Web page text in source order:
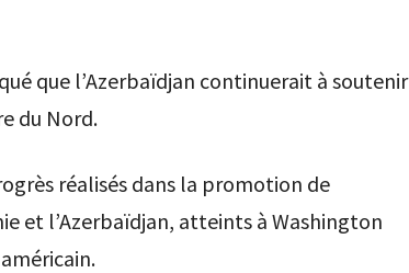
que l’Azerbaïdjan continuerait à soutenir
du Nord.
réalisés dans la promotion de
et l’Azerbaïdjan, atteints à Washington